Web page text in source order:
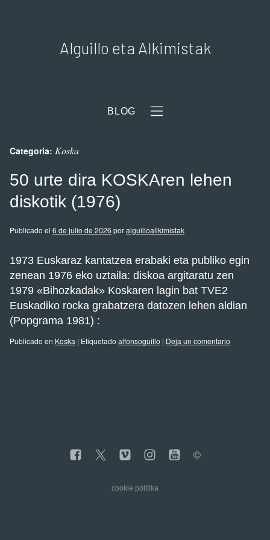
Alguillo eta Alkimistak
BLOG
Categoría: Koska
50 urte dira KOSKAren lehen
diskotik (1976)
Publicado el 6 de julio de 2026 poralguilloallkimistak
1973 Euskaraz kantatzea erabaki eta publiko egin
zenean 1976 eko uztaila: diskoa argitaratu zen
1979 «Bihozkadak» Koskaren lagin bat TVE2
Euskadiko rocka grabatzera datozen lehen aldian
(Popgrama 1981) :
Publicado en Koska | Etiquetado alfonsoguillo | Deja un comentario
cookie politika